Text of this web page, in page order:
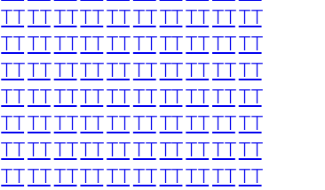
TTTTTTTTTTTTTTTTTTTT
TTTTTTTTTTTTTTTTTTTT
TTTTTTTTTTTTTTTTTTTT
TTTTTTTTTTTTTTTTTTTT
TTTTTTTTTTTTTTTTTTTT
TTTTTTTTTTTTTTTTTTTT
TTTTTTTTTTTTTTTTTTTT